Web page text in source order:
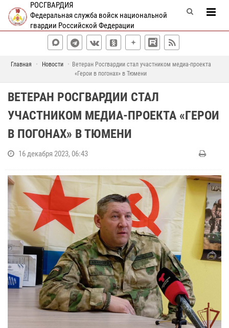
РОСГВАРДИЯ
Федеральная служба войск национальной
гвардии Российской Федерации
Главная Новости
Ветеран Росгвардии стал участником медиа-проекта
«Герои в погонах» в Тюмени
ВЕТЕРАН РОСГВАРДИИ СТАЛ
УЧАСТНИКОМ МЕДИА-ПРОЕКТА «ГЕРОИ
В ПОГОНАХ» В ТЮМЕНИ
16 декабря 2023, 06:43